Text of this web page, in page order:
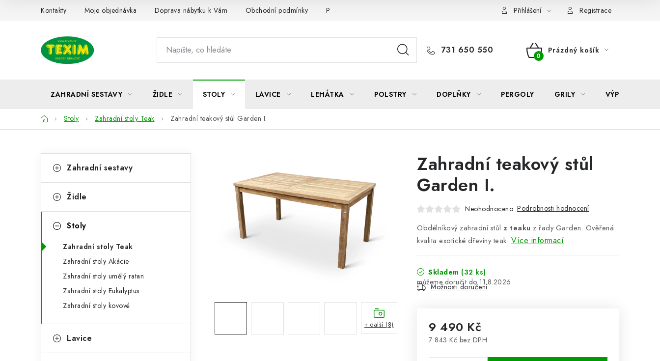
Kontakty Moje objednávka Doprava nábytku k Vám Obchodní podmínky Podmínky ochrany osobních údajů Formulář odstoupení od smlouvy
Přihlášení Registrace
731 650 550
NÁKUPNÍ
Prázdný košík
ZAHRADNÍ SESTAVY ŽIDLE STOLY LAVICE LEHÁTKA POLSTRY DOPLŇKY PERGOLY GRILY VÝPRODEJ
DomůStoly Zahradní stoly Teak Zahradní teakový stůl Garden I.
o
t
r
a
p
a
kategorie
a
e
o
Zahradní sestavy
Židle
Stoly
Zahradní stoly Teak
Zahradní stoly Akácie
Zahradní stoly umělý ratan
Zahradní stoly Eukalyptus
Zahradní stoly kovové
Lavice
Zahradní teakový stůl
Garden I.
Neohodnoceno Podrobnosti hodnocení
Obdélníkový zahradní stůl z teaku z řady Garden. Ověřená
kvalita exotické dřeviny teak. Více informací
Skladem (32 ks)
11.8.2026
Možnosti doručení
9 490 Kč
7 843 Kč bez DPH
+ další (8)